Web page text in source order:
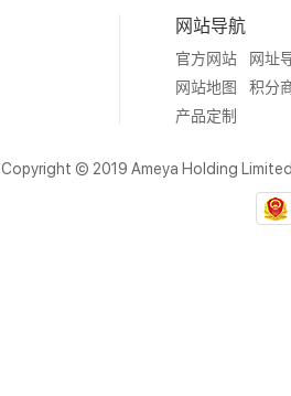
网站导航
官方网站
网址
网站地图
积分
产品定制
Copyright © 2019 Ameya Holding